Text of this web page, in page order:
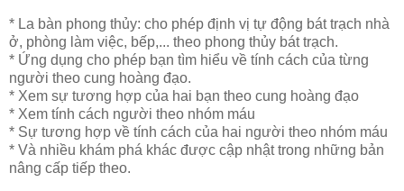
* La bàn phong thủy: cho phép định vị tự động bát trạch nhà
ở, phòng làm việc, bếp,... theo phong thủy bát trạch.
* Ứng dụng cho phép bạn tìm hiểu về tính cách của từng
người theo cung hoàng đạo.
* Xem sự tương hợp của hai bạn theo cung hoàng đạo
* Xem tính cách người theo nhóm máu
* Sự tương hợp về tính cách của hai người theo nhóm máu
* Và nhiều khám phá khác được cập nhật trong những bản
nâng cấp tiếp theo.